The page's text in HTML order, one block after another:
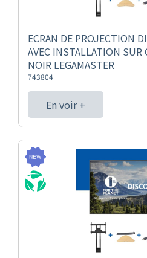
ECRAN DE PROJECTION
AVEC INSTALLATION SUR
NOIR LEGAMASTER
743804
En voir +